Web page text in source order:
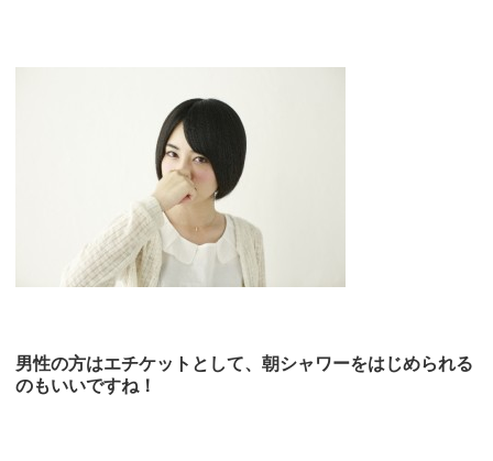
男性の方はエチケットとして、朝シャワーをはじめられる
のもいいですね！